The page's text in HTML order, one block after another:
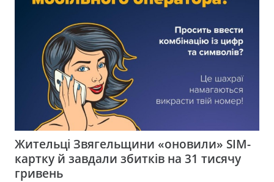
Жительці Звягельщини «оновили» SIM-
картку й завдали збитків на 31 тисячу
гривень